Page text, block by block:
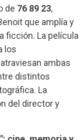
de 76 89 23,
que amplía y
ficción. La película
los
ambas
distintos
La
del director y